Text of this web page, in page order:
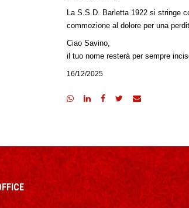
La S.S.D. Barletta 1922 si stringe
commozione al dolore per una
Ciao Savino,
il tuo nome resterà per sempre
16/12/2025